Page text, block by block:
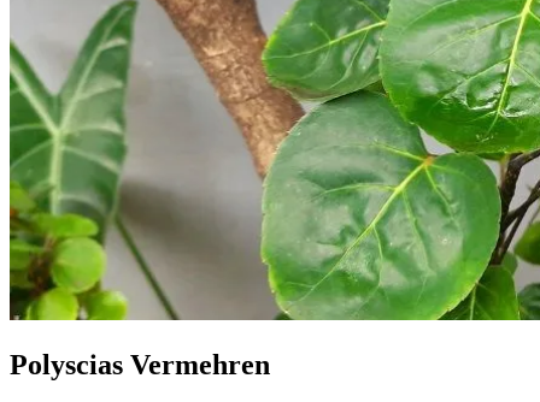
Polyscias Vermehren